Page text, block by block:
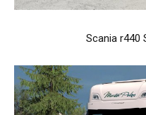
Scania r440